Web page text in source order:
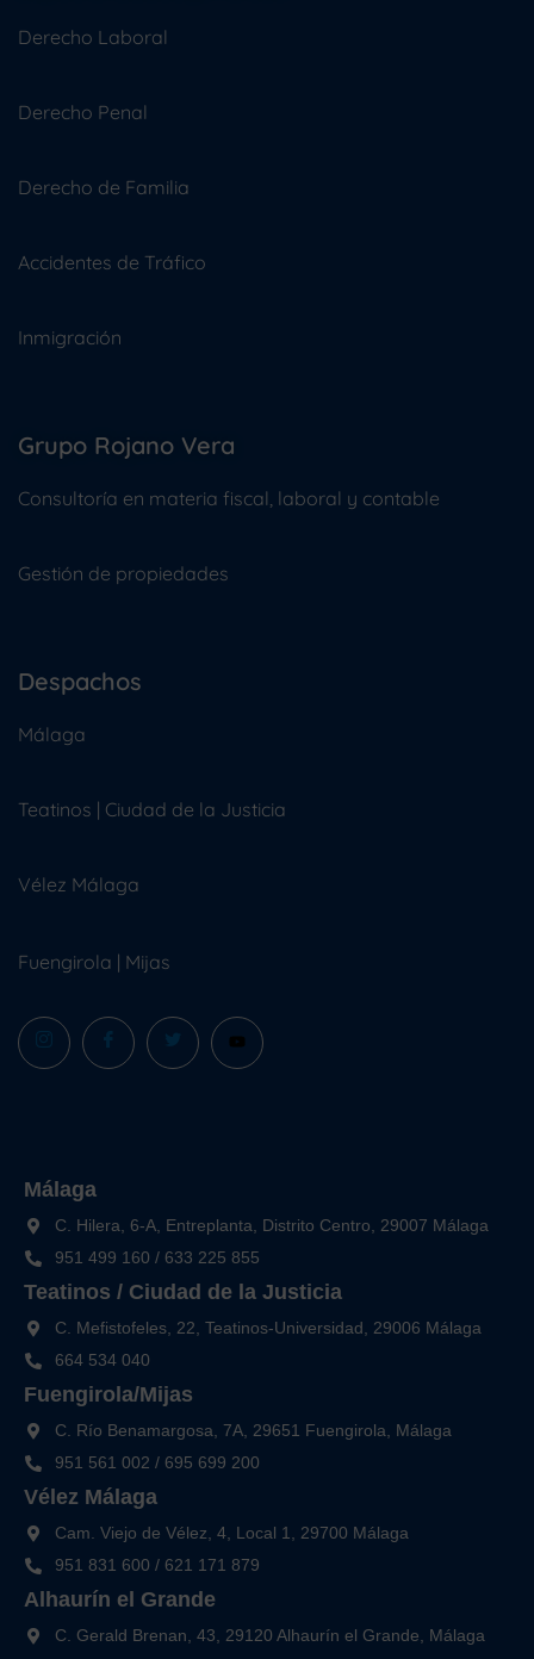
Derecho Laboral
Derecho Penal
Derecho de Familia
Accidentes de Tráfico
Inmigración
Grupo Rojano Vera
Consultoría en materia fiscal, laboral y contable
Gestión de propiedades
Despachos
Málaga
Teatinos | Ciudad de la Justicia
Vélez Málaga
Fuengirola | Mijas
Málaga
C. Hilera, 6-A, Entreplanta, Distrito Centro, 29007 Málaga
951 499 160 / 633 225 855
Teatinos / Ciudad de la Justicia
C. Mefistofeles, 22, Teatinos-Universidad, 29006 Málaga
664 534 040
Fuengirola/Mijas
C. Río Benamargosa, 7A, 29651 Fuengirola, Málaga
951 561 002 / 695 699 200
Vélez Málaga
Cam. Viejo de Vélez, 4, Local 1, 29700 Málaga
951 831 600 / 621 171 879
Alhaurín el Grande
C. Gerald Brenan, 43, 29120 Alhaurín el Grande, Málaga